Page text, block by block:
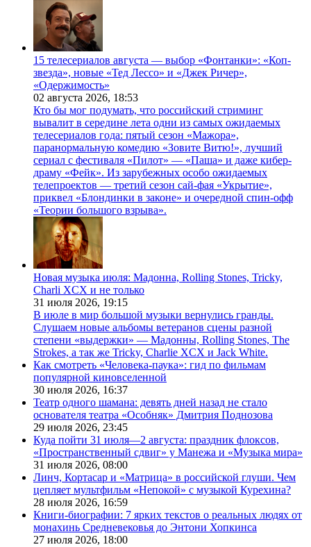
15 телесериалов августа — выбор «Фонтанки»: «Коп-
звезда», новые «Тед Лессо» и «Джек Ричер»,
«Одержимость»
02 августа 2026, 18:53
Кто бы мог подумать, что российский стриминг
вывалит в середине лета одни из самых ожидаемых
телесериалов года: пятый сезон «Мажора»,
паранормальную комедию «Зовите Витю!», лучший
сериал с фестиваля «Пилот» — «Паша» и даже кибер-
драму «Фейк». Из зарубежных особо ожидаемых
телепроектов — третий сезон сай-фая «Укрытие»,
приквел «Блондинки в законе» и очередной спин-офф
«Теории большого взрыва».
Новая музыка июля: Мадонна, Rolling Stones, Tricky,
Charli XCX и не только
31 июля 2026, 19:15
В июле в мир большой музыки вернулись гранды.
Слушаем новые альбомы ветеранов сцены разной
степени «выдержки» — Мадонны, Rolling Stones, The
Strokes, а так же Tricky, Charlie XCX и Jack White.
Как смотреть «Человека-паука»: гид по фильмам
популярной киновселенной
30 июля 2026, 16:37
Театр одного шамана: девять дней назад не стало
основателя театра «Особняк» Дмитрия Поднозова
29 июля 2026, 23:45
Куда пойти 31 июля—2 августа: праздник флоксов,
«Пространственный сдвиг» у Манежа и «Музыка мира»
31 июля 2026, 08:00
Линч, Кортасар и «Матрица» в российской глуши. Чем
цепляет мультфильм «Непокой» с музыкой Курехина?
28 июля 2026, 16:59
Книги-биографии: 7 ярких текстов о реальных людях от
монахинь Средневековья до Энтони Хопкинса
27 июля 2026, 18:00